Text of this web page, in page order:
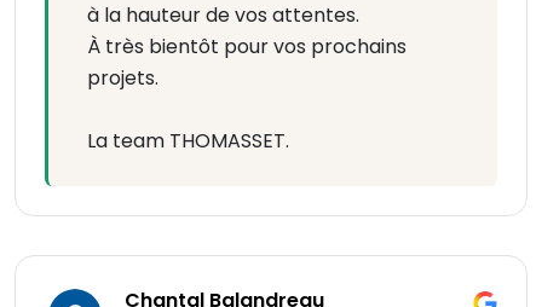
à la hauteur de vos attentes.
À très bientôt pour vos prochains
projets.
La team THOMASSET.
Chantal Balandreau